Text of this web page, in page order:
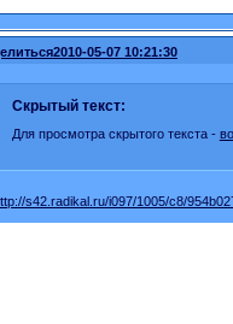
2010-05-07 10:21:30
Скрытый текст:
Для просмотра скрытого текста -